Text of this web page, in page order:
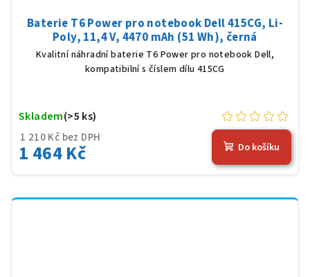
Baterie T6 Power pro notebook Dell 415CG, Li-
Poly, 11,4 V, 4470 mAh (51 Wh), černá
Kvalitní náhradní baterie T6 Power pro notebook Dell,
kompatibilní s číslem dílu 415CG
1 210 Kč bez DPH
1 464 Kč
Skladem(>5 ks)
Do košíku